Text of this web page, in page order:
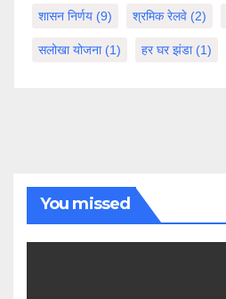
शासन निर्णय (9) श्रमिक रेलवे (2)
सलोखा योजना(1) हर घर झंडा(1)
You missed